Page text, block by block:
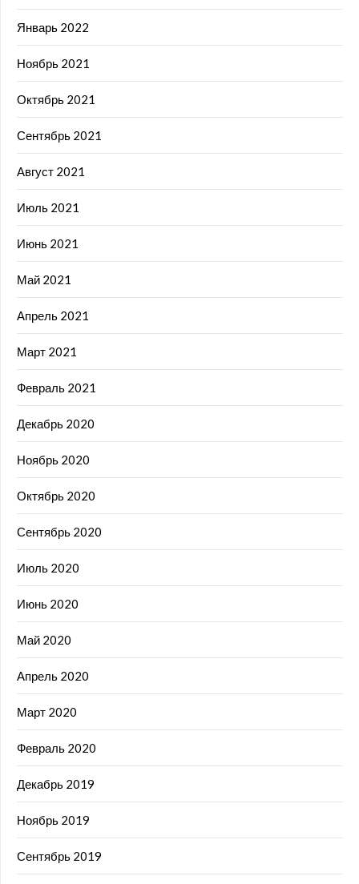
Январь 2022
Ноябрь 2021
Октябрь 2021
Сентябрь 2021
Август 2021
Июль 2021
Июнь 2021
Май 2021
Апрель 2021
Март 2021
Февраль 2021
Декабрь 2020
Ноябрь 2020
Октябрь 2020
Сентябрь 2020
Июль 2020
Июнь 2020
Май 2020
Апрель 2020
Март 2020
Февраль 2020
Декабрь 2019
Ноябрь 2019
Сентябрь 2019